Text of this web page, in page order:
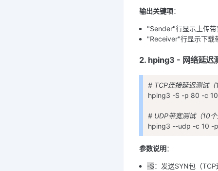
输出关键项：
"Sender"行显示上传带
"Receiver"行显示下载
2. hping3 - 网络延迟
# TCP连接延迟测试
hping3 -S -p 80 -c
# UDP带宽测试（10
hping3 --udp -c 10 -
参数说明：
-S：发送SYN包（